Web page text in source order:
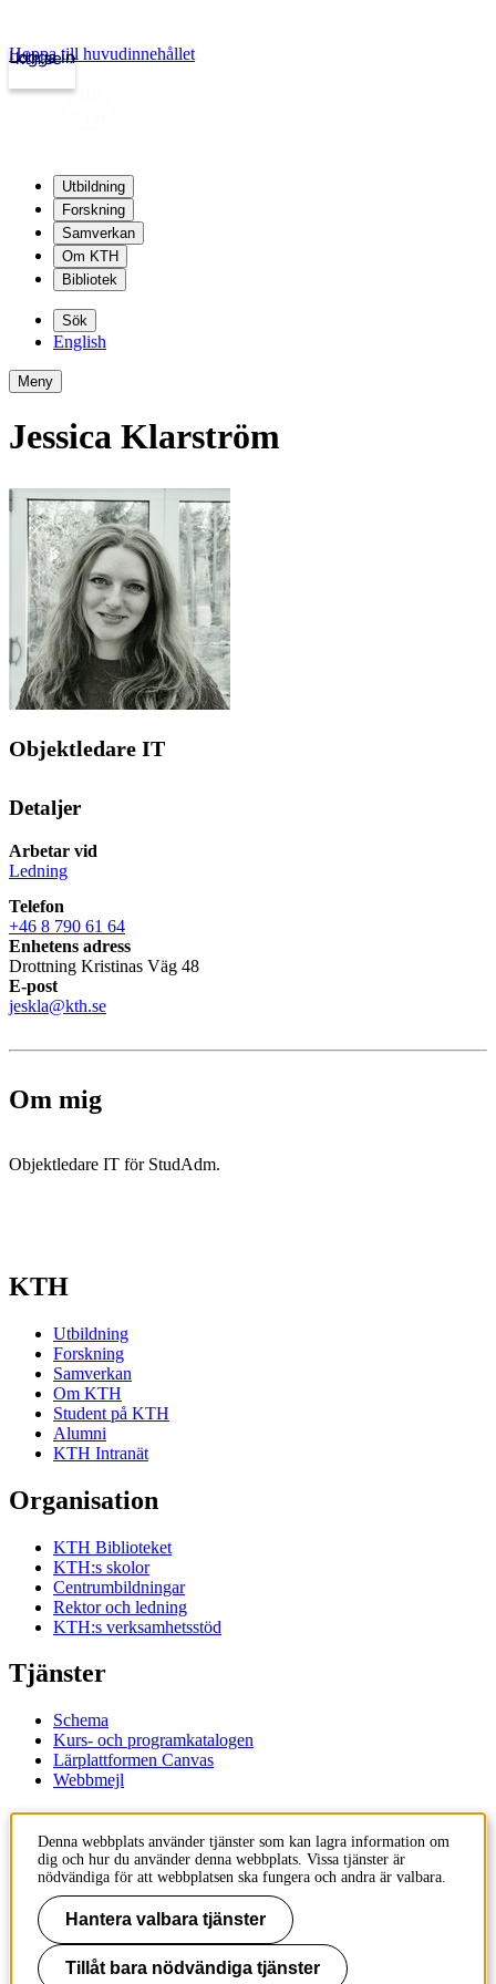
kth.se
Logga in
Hoppa till huvudinnehållet
Utbildning
Forskning
Samverkan
Om KTH
Bibliotek
Sök
English
Meny
Jessica Klarström
Objektledare IT
Detaljer
Arbetar vid
Ledning
Telefon
+46 8 790 61 64
Enhetens adress
Drottning Kristinas Väg 48
E-post
jeskla@kth.se
Om mig
Objektledare IT för StudAdm.
KTH
Utbildning
Forskning
Samverkan
Om KTH
Student på KTH
Alumni
KTH Intranät
Organisation
KTH Biblioteket
KTH:s skolor
Centrumbildningar
Rektor och ledning
KTH:s verksamhetsstöd
Tjänster
Schema
Kurs- och programkatalogen
Lärplattformen Canvas
Webbmejl
KTH
100 44 Stockholm
+46 8 790 60 00
Kontakta KTH
Jobba på KTH
Denna webbplats använder tjänster som kan lagra information om
dig och hur du använder denna webbplats. Vissa tjänster är
nödvändiga för att webbplatsen ska fungera och andra är valbara.
Hantera valbara tjänster
Tillåt bara nödvändiga tjänster